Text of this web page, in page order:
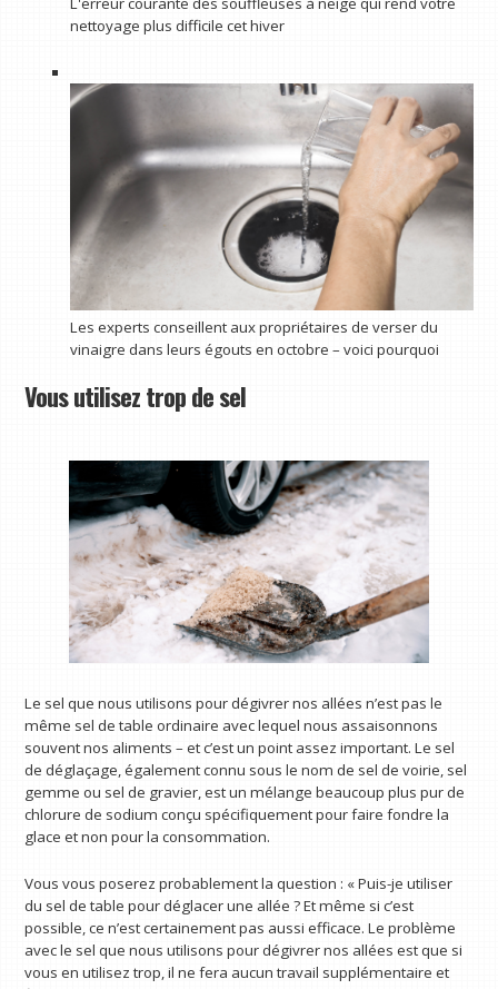
nettoyage plus difficile cet hiver
Les experts conseillent aux propriétaires de verser du
vinaigre dans leurs égouts en octobre – voici pourquoi
Vous utilisez trop de sel
Le sel que nous utilisons pour dégivrer nos allées n’est pas le
même sel de table ordinaire avec lequel nous assaisonnons
souvent nos aliments – et c’est un point assez important. Le sel
de déglaçage, également connu sous le nom de sel de voirie, sel
gemme ou sel de gravier, est un mélange beaucoup plus pur de
chlorure de sodium conçu spécifiquement pour faire fondre la
glace et non pour la consommation.
Vous vous poserez probablement la question : « Puis-je utiliser
du sel de table pour déglacer une allée ? Et même si c’est
possible, ce n’est certainement pas aussi efficace. Le problème
avec le sel que nous utilisons pour dégivrer nos allées est que si
vous en utilisez trop, il ne fera aucun travail supplémentaire et